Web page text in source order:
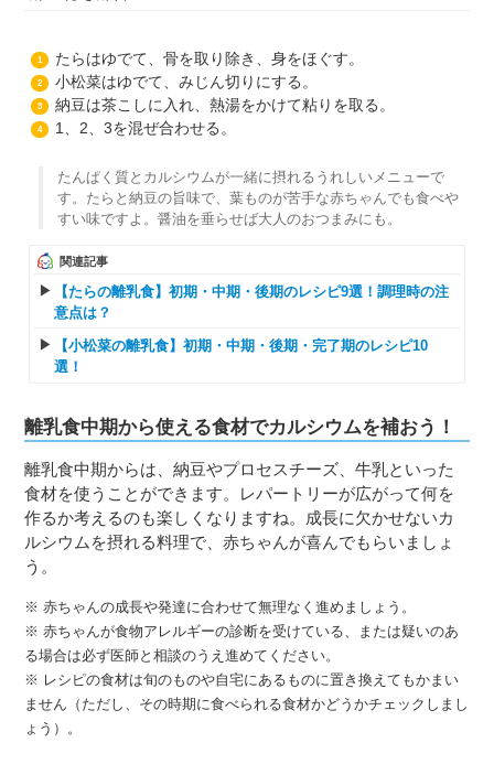
1 たらはゆでて、骨を取り除き、身をほぐす。
2 小松菜はゆでて、みじん切りにする。
3 納豆は茶こしに入れ、熱湯をかけて粘りを取る。
4 1、2、3を混ぜ合わせる。
たんぱく質とカルシウムが一緒に摂れるうれしいメニューで
す。たらと納豆の旨味で、葉ものが苦手な赤ちゃんでも食べや
すい味ですよ。醤油を垂らせば大人のおつまみにも。
関連記事
【たらの離乳食】初期・中期・後期のレシピ9選！調理時の注
意点は？
【小松菜の離乳食】初期・中期・後期・完了期のレシピ10
選！
離乳食中期から使える食材でカルシウムを補おう！
離乳食中期からは、納豆やプロセスチーズ、牛乳といった
食材を使うことができます。レパートリーが広がって何を
作るか考えるのも楽しくなりますね。成長に欠かせないカ
ルシウムを摂れる料理で、赤ちゃんが喜んでもらいましょ
う。
※ 赤ちゃんの成長や発達に合わせて無理なく進めましょう。
※ 赤ちゃんが食物アレルギーの診断を受けている、または疑いのあ
る場合は必ず医師と相談のうえ進めてください。
※ レシピの食材は旬のものや自宅にあるものに置き換えてもかまい
ません（ただし、その時期に食べられる食材かどうかチェックしまし
ょう）。